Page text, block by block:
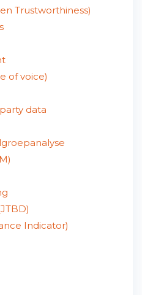
Trustworthiness)
of voice)
data
Indicator)